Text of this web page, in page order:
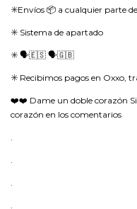
✳️Envíos 📦 a cualquier parte
✳️ Sistema de apartado
✳️ 🗣🇪🇸 🗣🇬🇧
✳️ Recibimos pagos en Oxxo,
❤️❤️ Dame un doble corazón
corazón en los comentarios